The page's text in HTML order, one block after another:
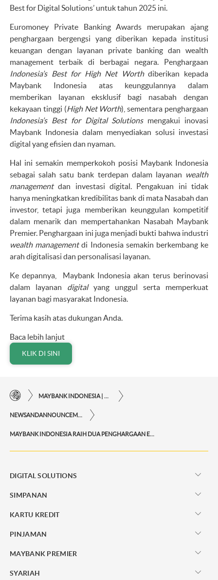
Best for Digital Solutions’ untuk tahun 2025 ini.
Euromoney Private Banking Awards merupakan ajang
penghargaan bergengsi yang diberikan kepada institusi
keuangan dengan layanan private banking dan wealth
management terbaik di berbagai negara. Penghargaan
Indonesia’s Best for High Net Worthdiberikan kepada
Maybank Indonesia atas keunggulannya dalam
memberikan layanan eksklusif bagi nasabah dengan
kekayaan tinggi (High Net Worth), sementara penghargaan
Indonesia’s Best for Digital Solutionsmengakui inovasi
Maybank Indonesia dalam menyediakan solusi investasi
digital yang efisien dan nyaman.
Hal ini semakin memperkokoh posisi Maybank Indonesia
sebagai salah satu bank terdepan dalam layanan wealth
managementdan investasi digital. Pengakuan ini tidak
hanya meningkatkan kredibilitas bank di mata Nasabah dan
investor, tetapi juga memberikan keunggulan kompetitif
dalam menarik dan mempertahankan Nasabah Maybank
Premier. Penghargaan ini juga menjadi bukti bahwa industri
wealth managementdi Indonesia semakin berkembang ke
arah digitalisasi dan personalisasi layanan.
Ke depannya, Maybank Indonesia akan terus berinovasi
dalam layanan digitalyang unggul serta memperkuat
layanan bagi masyarakat Indonesia.
Terima kasih atas dukungan Anda.
Baca lebih lanjut
KLIK DI SINI
DIGITAL SOLUTIONS
SIMPANAN
KARTU KREDIT
PINJAMAN
MAYBANK PREMIER
SYARIAH